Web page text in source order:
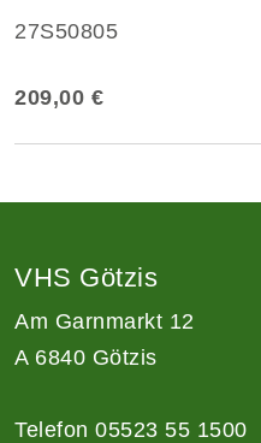
27S50805
209,00 €
VHS Götzis
Am Garnmarkt 12
A 6840 Götzis
Telefon 05523 55 1500